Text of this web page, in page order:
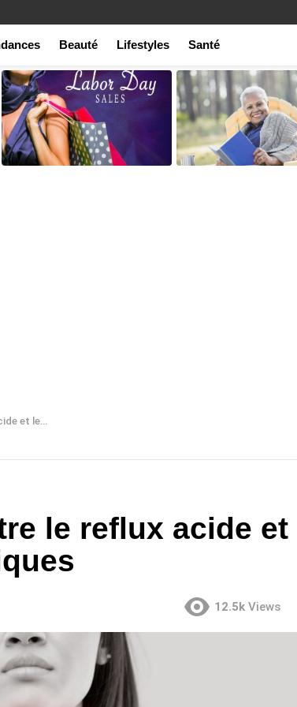
Beauté Lifestyles Santé
peptiques
le reflux acide et
12.5k Views